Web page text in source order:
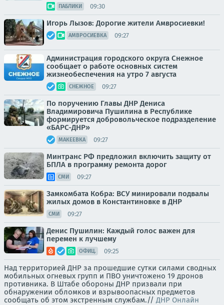
ПАБЛИКИ 09:30
Игорь Лызов: Дорогие жители Амвросиевки!
АМВРОСИЕВКА 09:27
Администрация городского округа Снежное
сообщает о работе основных систем
жизнеобеспечения на утро 7 августа
СНЕЖНОЕ 09:27
По поручению Главы ДНР Дениса
Владимировича Пушилина в Республике
формируется добровольческое подразделение
«БАРС-ДНР»
МАКЕЕВКА 09:27
Минтранс РФ предложил включить защиту от
БПЛА в программу ремонта дорог
СМИ 09:27
Замкомбата Кобра: ВСУ минировали подвалы
жилых домов в Константиновке в ДНР
СМИ 09:27
Денис Пушилин: Каждый голос важен для
перемен к лучшему
ОФИЦ. 09:25
Над территорией ДНР за прошедшие сутки силами сводных
мобильных огневых групп и ПВО уничтожено 19 дронов
противника. В Штабе обороны ДНР призвали при
обнаружении обломков и взрывоопасных предметов
сообщать об этом экстренным службам.// ДНР Онлайн